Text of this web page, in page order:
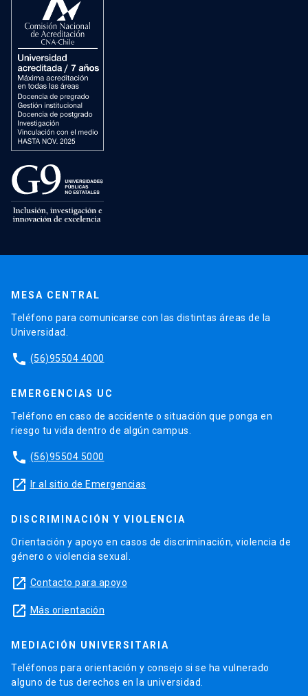
MESA CENTRAL
Teléfono para comunicarse con las distintas áreas de la
Universidad.
phone (56)95504 4000
EMERGENCIAS UC
Teléfono en caso de accidente o situación que ponga en
riesgo tu vida dentro de algún campus.
phone (56)95504 5000
launch Ir al sitio de Emergencias
DISCRIMINACIÓN Y VIOLENCIA
Orientación y apoyo en casos de discriminación, violencia de
género o violencia sexual.
launch Contacto para apoyo
launch Más orientación
MEDIACIÓN UNIVERSITARIA
Teléfonos para orientación y consejo si se ha vulnerado
alguno de tus derechos en la universidad.